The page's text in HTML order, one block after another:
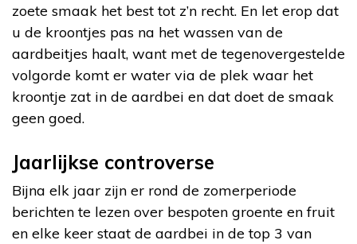
zoete smaak het best tot z’n recht. En let erop dat
u de kroontjes pas na het wassen van de
aardbeitjes haalt, want met de tegenovergestelde
volgorde komt er water via de plek waar het
kroontje zat in de aardbei en dat doet de smaak
geen goed.
Jaarlijkse controverse
Bijna elk jaar zijn er rond de zomerperiode
berichten te lezen over bespoten groente en fruit
en elke keer staat de aardbei in de top 3 van